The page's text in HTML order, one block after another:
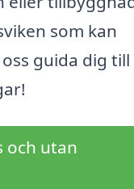
som kan
guida dig till
och utan